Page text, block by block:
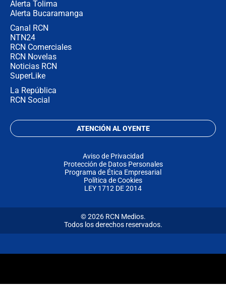
Alerta Tolima
Alerta Bucaramanga
Canal RCN
NTN24
RCN Comerciales
RCN Novelas
Noticias RCN
SuperLike
La República
RCN Social
ATENCIÓN AL OYENTE
Aviso de Privacidad
Protección de Datos Personales
Programa de Ética Empresarial
Política de Cookies
LEY 1712 DE 2014
© 2026 RCN Medios.
Todos los derechos reservados.